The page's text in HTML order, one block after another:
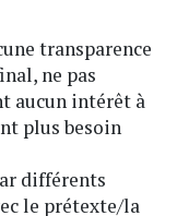
transparence
ne pas
aucun intérêt à
plus besoin
différents
le prétexte/la